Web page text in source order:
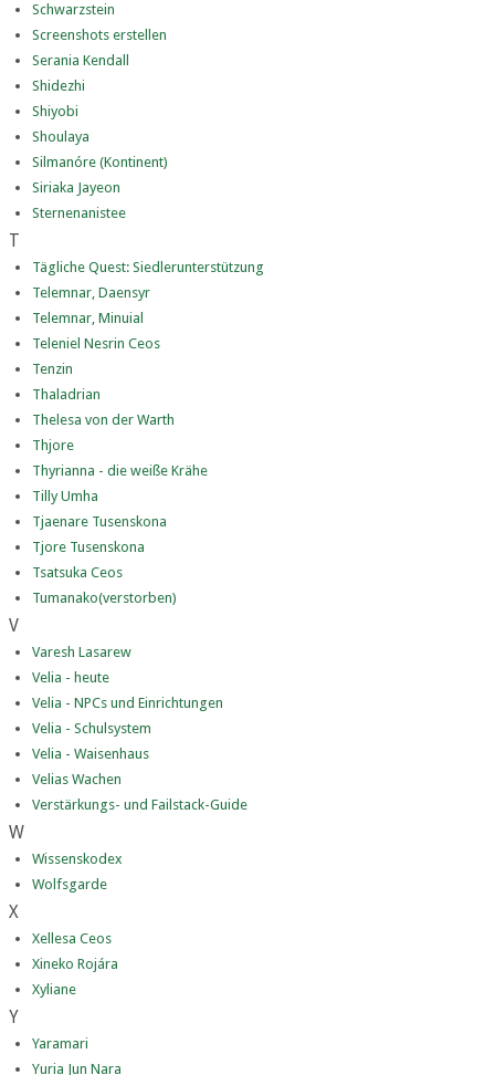
Schwarzstein
Screenshots erstellen
Serania Kendall
Shidezhi
Shiyobi
Shoulaya
Silmanóre (Kontinent)
Siriaka Jayeon
Sternenanistee
T
Tägliche Quest: Siedlerunterstützung
Telemnar, Daensyr
Telemnar, Minuial
Teleniel Nesrin Ceos
Tenzin
Thaladrian
Thelesa von der Warth
Thjore
Thyrianna - die weiße Krähe
Tilly Umha
Tjaenare Tusenskona
Tjore Tusenskona
Tsatsuka Ceos
Tumanako(verstorben)
V
Varesh Lasarew
Velia - heute
Velia - NPCs und Einrichtungen
Velia - Schulsystem
Velia - Waisenhaus
Velias Wachen
Verstärkungs- und Failstack-Guide
W
Wissenskodex
Wolfsgarde
X
Xellesa Ceos
Xineko Rojára
Xyliane
Y
Yaramari
Yuria Jun Nara